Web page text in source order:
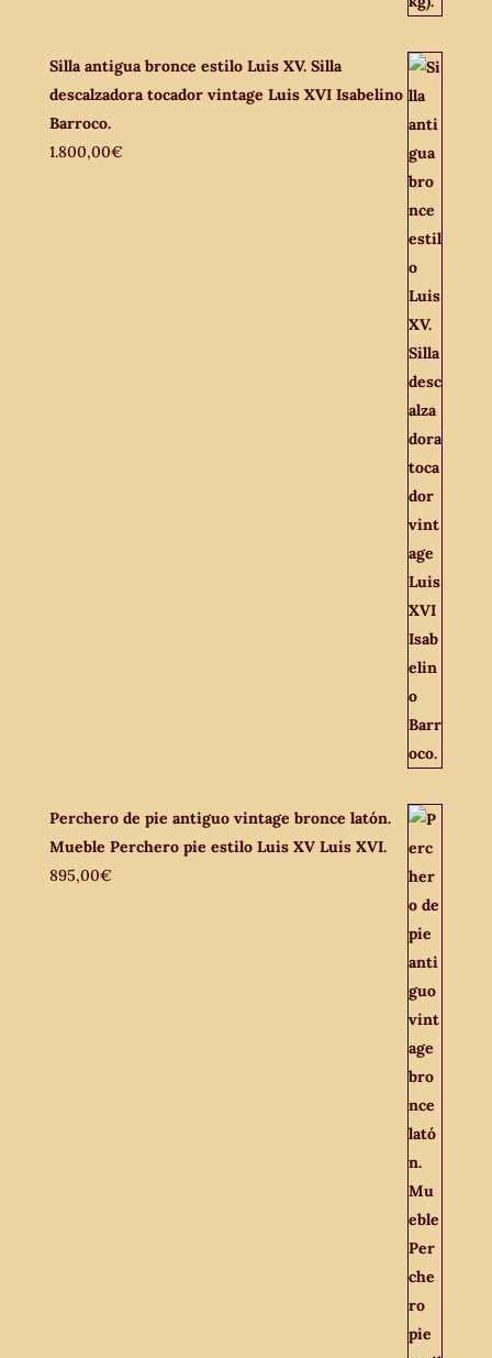
Silla antigua bronce estilo Luis XV. Silla
descalzadora tocador vintage Luis XVI Isabelino
Barroco.
1.800,00€
Perchero de pie antiguo vintage bronce latón.
Mueble Perchero pie estilo Luis XV Luis XVI.
895,00€